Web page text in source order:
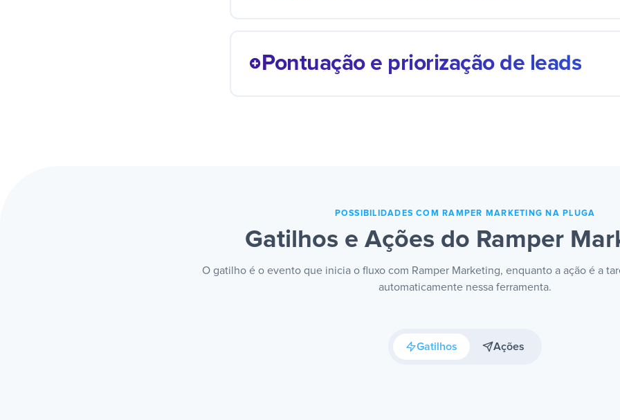
sem alguém apertar o botão de envio na hora nem perder o timing.
Pontuação e priorização de leads
POSSIBILIDADES COM RAMPER MARKETING NA PLUGA
Gatilhos e Ações do Ramper
O gatilho é o evento que inicia o fluxo com Ramper Marketing, enquanto a ação é a
automaticamente nessa ferramenta.
Gatilhos Ações